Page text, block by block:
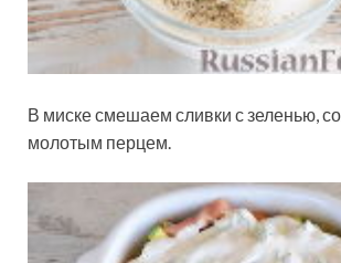
В миске смешаем сливки с зеленью,
молотым перцем.